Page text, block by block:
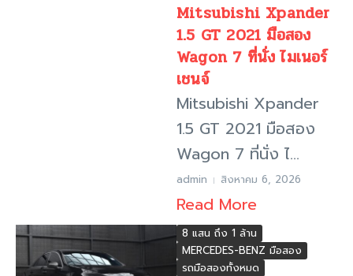
Mitsubishi Xpander
1.5 GT 2021 มือสอง
Wagon 7 ที่นั่ง ไมเนอร์
เชนจ์
Mitsubishi Xpander
1.5 GT 2021 มือสอง
Wagon 7 ที่นั่ง ไ...
admin สิงหาคม 6, 2026
Read More
8 แสน ถึง 1 ล้าน
MERCEDES-BENZ มือสอง
รถมือสองทั้งหมด